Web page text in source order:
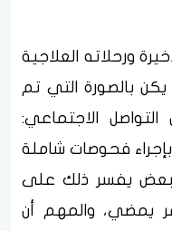
ورحلاته العلاجية
يكن بالصورة التي تم
الاجتماعي:
فحوصات شاملة
يفسر ذلك على
يمضي، والمهم أن